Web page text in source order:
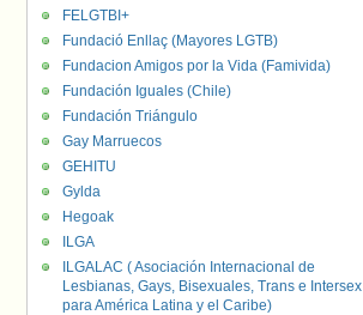
FELGTBI+
Fundació Enllaç (Mayores LGTB)
Fundacion Amigos por la Vida (Famivida)
Fundación Iguales (Chile)
Fundación Triángulo
Gay Marruecos
GEHITU
Gylda
Hegoak
ILGA
ILGALAC ( Asociación Internacional de
Lesbianas, Gays, Bisexuales, Trans e Intersex
para América Latina y el Caribe)